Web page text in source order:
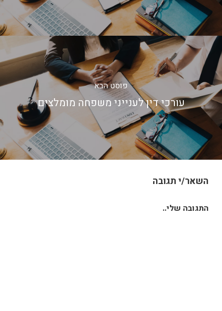
פוסט הבא
עורכי דין לענייני משפחה מומלצים
השאר/י תגובה
התגובה שלי..